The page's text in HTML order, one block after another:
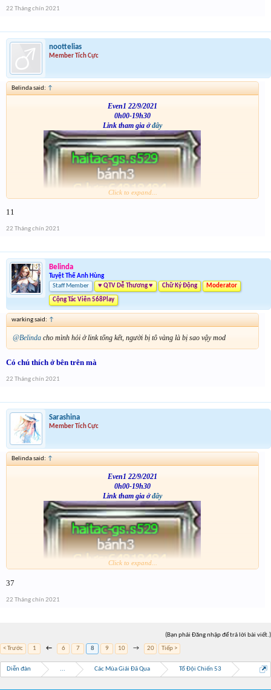
22 Tháng chín 2021
noottelias
Member Tích Cực
Belinda said: ↑
Even1 22/9/2021
0h00-19h30
Link tham gia ở đây
Click to expand...
11
22 Tháng chín 2021
Belinda
Tuyệt Thế Anh Hùng
Staff Member
♥ QTV Dễ Thương ♥ Chữ Ký Động Moderator
Cộng Tác Viên 568Play
warking said: ↑
@Belinda cho mình hỏi ở link tổng kết, người bị tô vàng là bị sao vậy mod
Có chú thích ở bên trên mà
22 Tháng chín 2021
Sarashina
Member Tích Cực
Belinda said: ↑
Even1 22/9/2021
0h00-19h30
Link tham gia ở đây
Click to expand...
37
22 Tháng chín 2021
(Bạn phải Đăng nhập để trả lời bài viết.)
< Trước
1 ← 6 7 8 9 10 → 20 Tiếp >
Diễn đàn ... Các Mùa Giải Đã Qua Tổ Đội Chiến 53